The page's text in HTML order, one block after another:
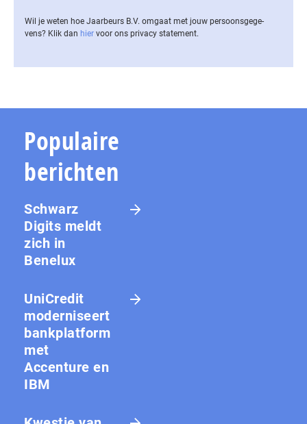
Wil je weten hoe Jaarbeurs B.V. omgaat met jouw per­soons­ge­ge­
vens? Klik dan hier voor ons privacy statement.
Populaire
berichten
Schwarz
Digits meldt
zich in
Benelux
UniCredit
moderniseert
bankplatform
met
Accenture en
IBM